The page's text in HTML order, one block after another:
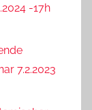
-17h
7.2.2023